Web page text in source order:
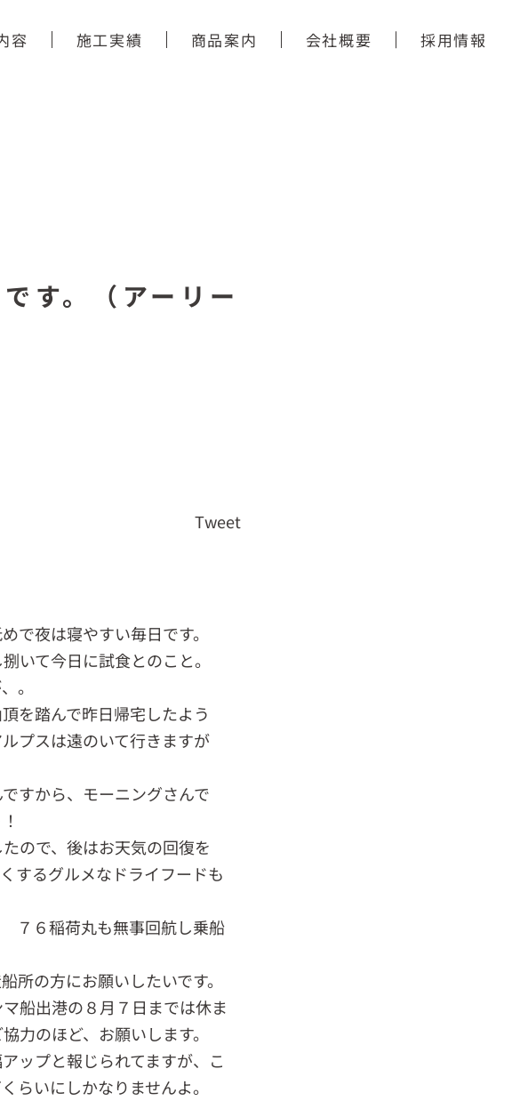
容 施工実績 商品案内 会社概要 採用情報
す。（アーリー
Tweet
で夜は寝やすい毎日です。
いて今日に試食とのこと。
。
を踏んで昨日帰宅したよう
プスは遠のいて行きますが
すから、モーニングさんで
ので、後はお天気の回復を
するグルメなドライフードも
７６稲荷丸も無事回航し乗船
所の方にお願いしたいです。
船出港の８月７日までは休ま
力のほど、お願いします。
ップと報じられてますが、こ
らいにしかなりませんよ。